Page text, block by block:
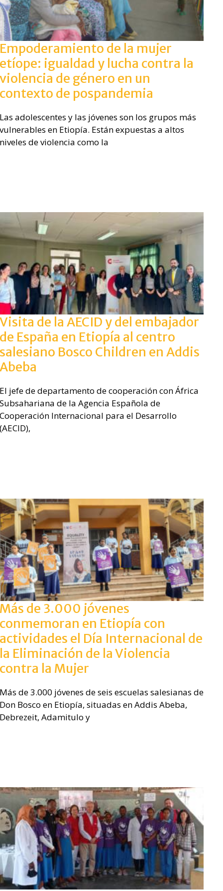
Empoderamiento de la mujer
etíope: igualdad y lucha contra la
violencia de género en un
contexto de pospandemia
Las adolescentes y las jóvenes son los grupos más
vulnerables en Etiopía. Están expuestas a altos
niveles de violencia como la
Visita de la AECID y del embajador
de España en Etiopía al centro
salesiano Bosco Children en Addis
Abeba
El jefe de departamento de cooperación con África
Subsahariana de la Agencia Española de
Cooperación Internacional para el Desarrollo
(AECID),
Más de 3.000 jóvenes
conmemoran en Etiopía con
actividades el Día Internacional de
la Eliminación de la Violencia
contra la Mujer
Más de 3.000 jóvenes de seis escuelas salesianas de
Don Bosco en Etiopía, situadas en Addis Abeba,
Debrezeit, Adamitulo y